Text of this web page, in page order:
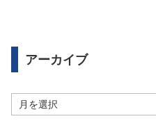
アーカイブ
ー